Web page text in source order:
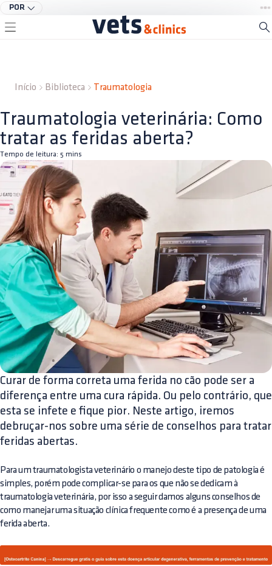
POR
Início Biblioteca Traumatologia
Traumatologia veterinária: Como
tratar as feridas aberta?
Tempo de leitura: 5 mins
Curar de forma correta uma ferida no cão pode ser a
diferença entre uma cura rápida. Ou pelo contrário, que
esta se infete e fique pior. Neste artigo, iremos
debruçar-nos sobre uma série de conselhos para tratar
feridas abertas.
Para um traumatologista veterinário o manejo deste tipo de patologia é
simples, porém pode complicar-se para os que não se dedicam à
traumatologia veterinária, por isso a seguir damos alguns conselhos de
como manejar uma situação clínica frequente como é a presença de uma
ferida aberta.